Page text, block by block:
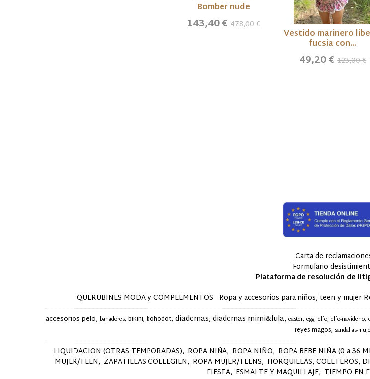
Bomber nude
143,40 € 478,00 €
Vestido marinero
fucsia con...
49,20 € 123,00 €
Carta de
Formulario
Plataforma de resolución de
QUERUBINES MODA y COMPLEMENTOS - Ropa y accesorios para niños, teen y
accesorios-pelo banadores bikini bohodot diademas diademas-mimi&lula easter egg elfo elfo-navideno
reyes-magos sandalias-
LIQUIDACION (OTRAS TEMPORADAS) ROPA NIÑA ROPA NIÑO ROPA BEBE NIÑA (0 a 36
MUJER/TEEN ZAPATILLAS COLLEGIEN ROPA MUJER/TEENS HORQUILLAS, COLETEROS,
FIESTA ESMALTE Y MAQUILLAJE TIEMPO EN